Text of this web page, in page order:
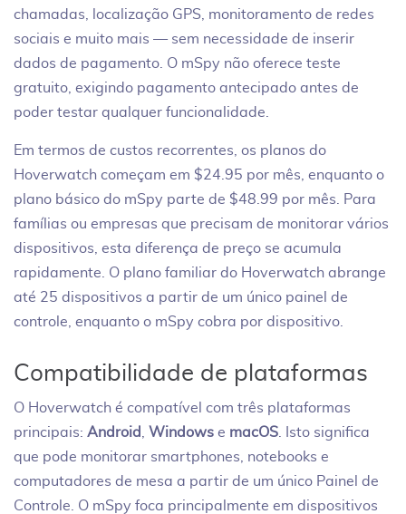
chamadas, localização GPS, monitoramento de redes
sociais e muito mais — sem necessidade de inserir
dados de pagamento. O mSpy não oferece teste
gratuito, exigindo pagamento antecipado antes de
poder testar qualquer funcionalidade.
Em termos de custos recorrentes, os planos do
Hoverwatch começam em $24.95 por mês, enquanto o
plano básico do mSpy parte de $48.99 por mês. Para
famílias ou empresas que precisam de monitorar vários
dispositivos, esta diferença de preço se acumula
rapidamente. O plano familiar do Hoverwatch abrange
até 25 dispositivos a partir de um único painel de
controle, enquanto o mSpy cobra por dispositivo.
Compatibilidade de plataformas
O Hoverwatch é compatível com três plataformas
principais: Android Windows e macOS . Isto significa
que pode monitorar smartphones, notebooks e
computadores de mesa a partir de um único Painel de
Controle. O mSpy foca principalmente em dispositivos